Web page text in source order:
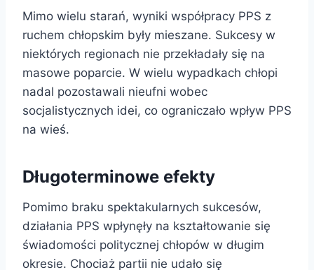
Mimo wielu starań, wyniki współpracy PPS z
ruchem chłopskim były mieszane. Sukcesy w
niektórych regionach nie przekładały się na
masowe poparcie. W wielu wypadkach chłopi
nadal pozostawali nieufni wobec
socjalistycznych idei, co ograniczało wpływ PPS
na wieś.
Długoterminowe efekty
Pomimo braku spektakularnych sukcesów,
działania PPS wpłynęły na kształtowanie się
świadomości politycznej chłopów w długim
okresie. Chociaż partii nie udało się